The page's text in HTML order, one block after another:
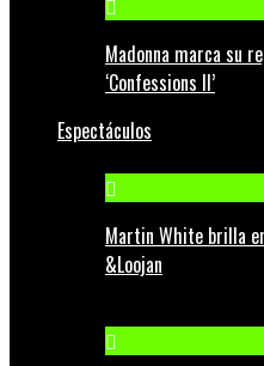
Madonna marca su
‘Confessions II’
Espectáculos
Martin White brilla
&Loojan